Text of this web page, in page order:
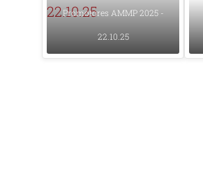
Promotores AMMP 2025 -
22.10.25